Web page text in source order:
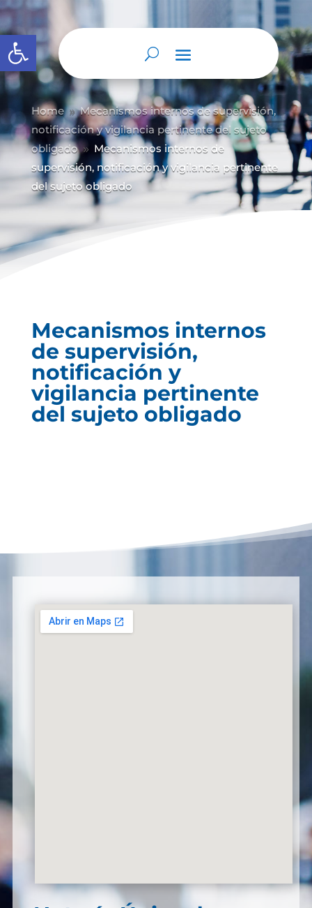
Abrir barra de herramientas
Home 9 Mecanismos internos de supervisión,
notificación y vigilancia pertinente del sujeto
obligado 9 Mecanismos internos de
supervisión, notificación y vigilancia pertinente
del sujeto obligado
Mecanismos internos
de supervisión,
notificación y
vigilancia pertinente
del sujeto obligado